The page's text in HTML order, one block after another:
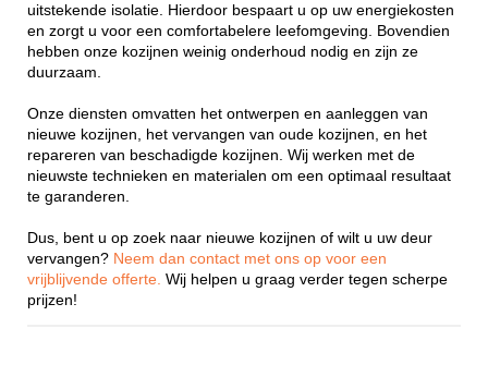
uitstekende isolatie. Hierdoor bespaart u op uw energiekosten
en zorgt u voor een comfortabelere leefomgeving. Bovendien
hebben onze kozijnen weinig onderhoud nodig en zijn ze
duurzaam.
Onze diensten omvatten het ontwerpen en aanleggen van
nieuwe kozijnen, het vervangen van oude kozijnen, en het
repareren van beschadigde kozijnen. Wij werken met de
nieuwste technieken en materialen om een optimaal resultaat
te garanderen.
Dus, bent u op zoek naar nieuwe kozijnen of wilt u uw deur
vervangen? Neem dan contact met ons op voor een
vrijblijvende offerte. Wij helpen u graag verder tegen scherpe
prijzen!